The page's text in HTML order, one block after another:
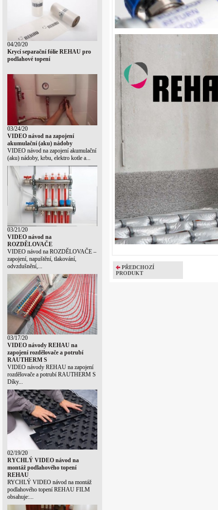
04/20/20
Krycí separační fólie REHAU pro
podlahové topení
03/24/20
VIDEO návod na zapojení
akumulační (aku) nádoby
VIDEO návod na zapojení akumulační
(aku) nádoby, krbu, elektro kotle a...
03/21/20
VIDEO návod na
ROZDĚLOVAČE
VIDEO návod na ROZDĚLOVAČE –
zapojení, napuštění, tlakování,
odvzdušnění,...
03/17/20
VIDEO návody REHAU na
zapojení rozdělovače a potrubí
RAUTHERM S
VIDEO návody REHAU na zapojení
rozdělovače a potrubí RAUTHERM S
Díky...
02/19/20
RYCHLÝ VIDEO návod na
montáž podlahového topení
REHAU
RYCHLÝ VIDEO návod na montáž
podlahového topení REHAU FILM
obsahuje:...
PŘEDCHOZÍ
PRODUKT